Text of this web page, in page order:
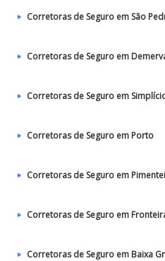
Corretoras de Seguro em São
Corretoras de Seguro em
Corretoras de Seguro em
Corretoras de Seguro em Porto
Corretoras de Seguro em
Corretoras de Seguro em
Corretoras de Seguro em Baixa